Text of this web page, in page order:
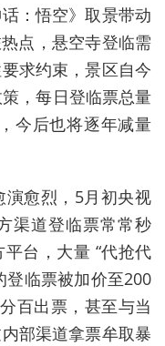
：悟空》取景带动
点，悬空寺登临需
求约束，景区自今
，每日登临票总量
今后也将逐年减量
愈烈，5月初央视
渠道登临票常常秒
台，大量 “代抢代
登临票被加价至200
百出票，甚至与当
部渠道拿票牟取暴